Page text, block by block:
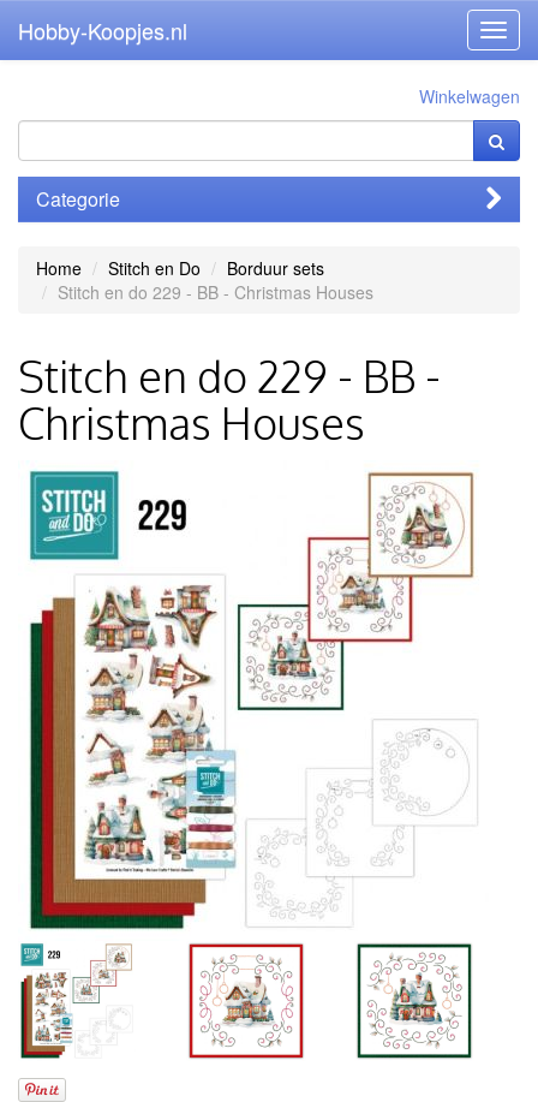
Hobby-Koopjes.nl
Winkelwagen
Categorie
Home Stitch en Do
Borduur sets
Stitch en do 229 - BB - Christmas Houses
Stitch en do 229 - BB -
Christmas Houses